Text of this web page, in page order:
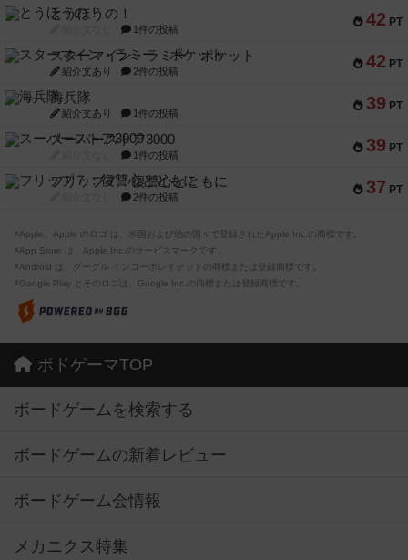
42 PT
とうほうの！
1件の投稿
42 PT
スターマイン・ラミー ポケット
紹介文あり 2件の投稿
39 PT
海兵隊
紹介文あり 1件の投稿
39 PT
スーパーストア3000
1件の投稿
37 PT
フリップ７：復讐心とともに
2件の投稿
※Apple、Apple のロゴ は、米国および他の国々で登録されたApple Inc.の商標です。
※App Store は、Apple Inc.のサービスマークです。
※Android は、グーグル インコーポレイテッドの商標または登録商標です。
※Google Play とそのロゴは、Google Inc.の商標または登録商標です。
ボドゲーマTOP
ボードゲームを検索する
ボードゲームの新着レビュー
ボードゲーム会情報
メカニクス特集